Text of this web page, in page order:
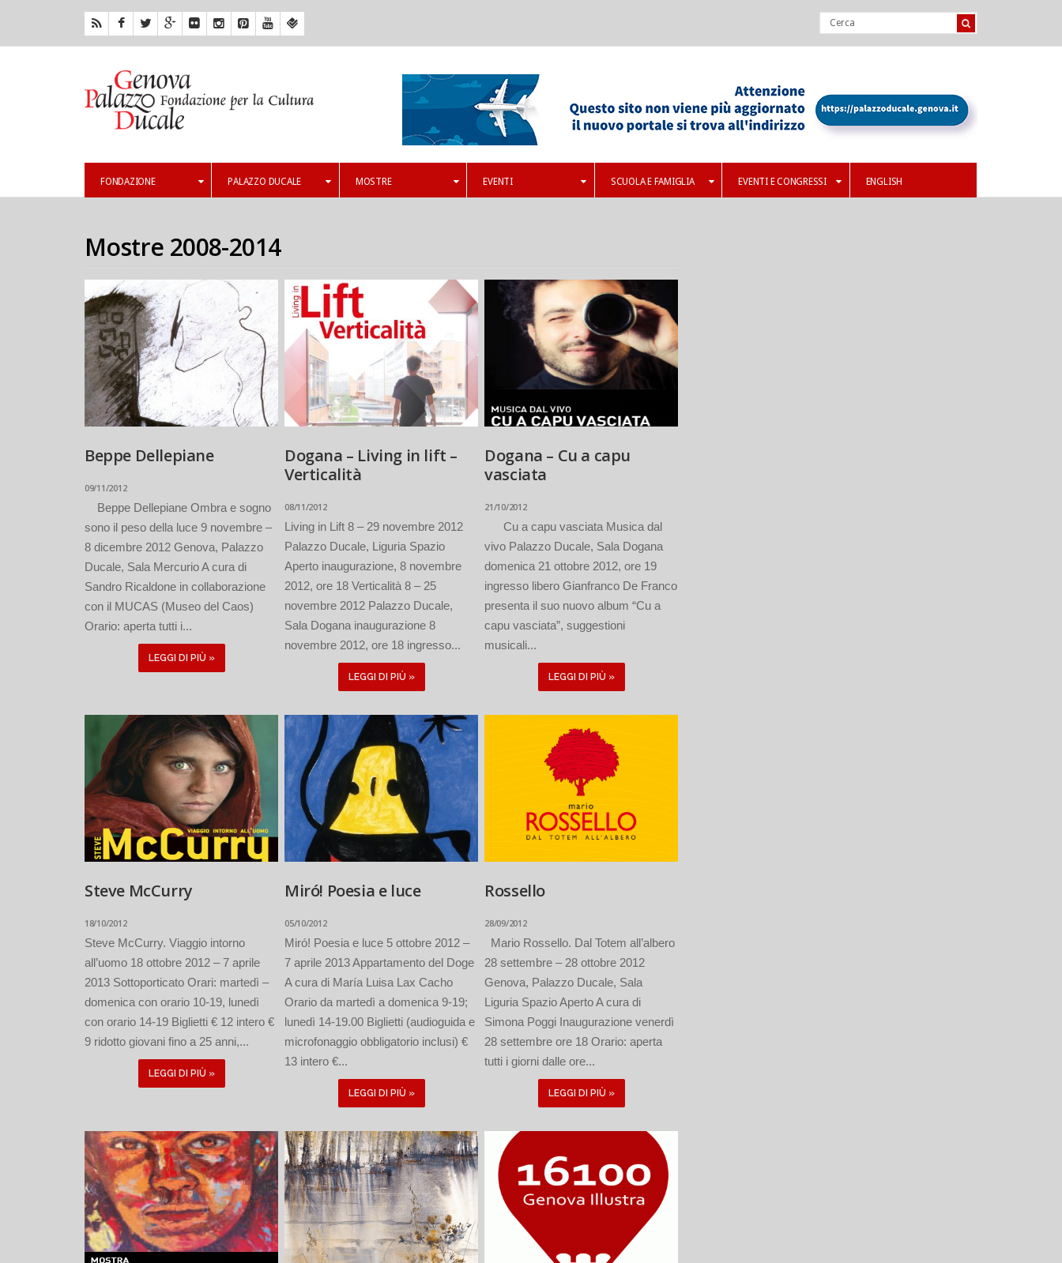
FONDAZIONE PALAZZO DUCALE MOSTRE EVENTI SCUOLA E FAMIGLIA EVENTI E CONGRESSI ENGLISH
Mostre 2008-2014
Beppe Dellepiane
09/11/2012
Beppe Dellepiane Ombra e sogno
sono il peso della luce 9 novembre –
8 dicembre 2012 Genova, Palazzo
Ducale, Sala Mercurio A cura di
Sandro Ricaldone in collaborazione
con il MUCAS (Museo del Caos)
Orario: aperta tutti i...
LEGGI DI PIÙ »
Dogana – Living in lift –
Verticalità
08/11/2012
Living in Lift 8 – 29 novembre 2012
Palazzo Ducale, Liguria Spazio
Aperto inaugurazione, 8 novembre
2012, ore 18 Verticalità 8 – 25
novembre 2012 Palazzo Ducale,
Sala Dogana inaugurazione 8
novembre 2012, ore 18 ingresso...
LEGGI DI PIÙ »
Dogana – Cu a capu
vasciata
21/10/2012
Cu a capu vasciata Musica dal
vivo Palazzo Ducale, Sala Dogana
domenica 21 ottobre 2012, ore 19
ingresso libero Gianfranco De Franco
presenta il suo nuovo album “Cu a
capu vasciata”, suggestioni
musicali...
LEGGI DI PIÙ »
Steve McCurry
18/10/2012
Steve McCurry. Viaggio intorno
all’uomo 18 ottobre 2012 – 7 aprile
2013 Sottoporticato Orari: martedì –
domenica con orario 10-19, lunedì
con orario 14-19 Biglietti € 12 intero €
9 ridotto giovani fino a 25 anni,...
LEGGI DI PIÙ »
Miró! Poesia e luce
05/10/2012
Miró! Poesia e luce 5 ottobre 2012 –
7 aprile 2013 Appartamento del Doge
A cura di María Luisa Lax Cacho
Orario da martedì a domenica 9-19;
lunedì 14-19.00 Biglietti (audioguida e
microfonaggio obbligatorio inclusi) €
13 intero €...
LEGGI DI PIÙ »
Rossello
28/09/2012
Mario Rossello. Dal Totem all’albero
28 settembre – 28 ottobre 2012
Genova, Palazzo Ducale, Sala
Liguria Spazio Aperto A cura di
Simona Poggi Inaugurazione venerdì
28 settembre ore 18 Orario: aperta
tutti i giorni dalle ore...
LEGGI DI PIÙ »